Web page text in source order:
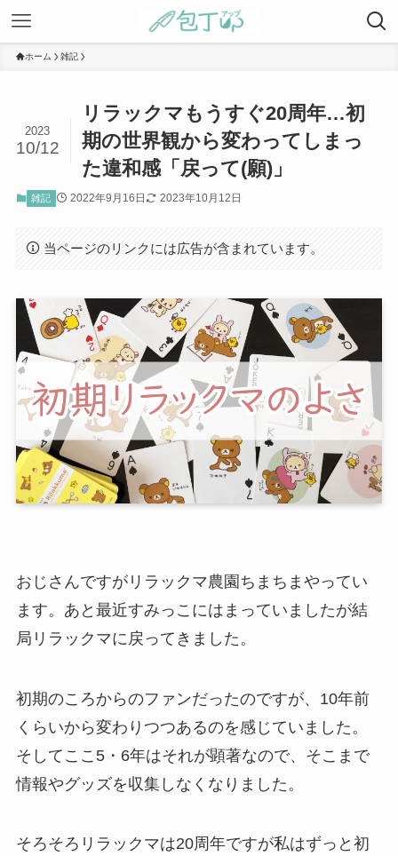
ホーム 雑記
リラックマもうすぐ20周年…初
期の世界観から変わってしまっ
た違和感「戻って(願)」
2023
10/12
雑記 2022年9月16日 2023年10月12日
当ページのリンクには広告が含まれています。
おじさんですがリラックマ農園ちまちまやってい
ます。あと最近すみっこにはまっていましたが結
局リラックマに戻ってきました。
初期のころからのファンだったのですが、10年前
くらいから変わりつつあるのを感じていました。
そしてここ5・6年はそれが顕著なので、そこまで
情報やグッズを収集しなくなりました。
そろそろリラックマは20周年ですが私はずっと初